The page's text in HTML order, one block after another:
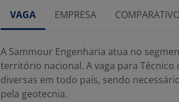
VAGA EMPRESA
A Sammour Engenharia atua no
território nacional. A vaga para
diversas em todo país, sendo
pela geotecnia.